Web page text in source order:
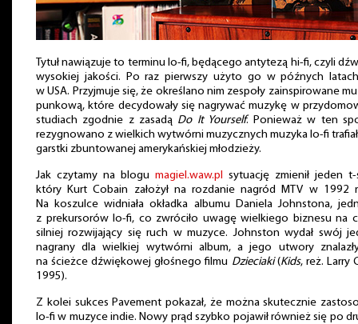
Tytuł nawiązuje to terminu lo-fi, będącego antytezą hi-fi, czyli
wysokiej jakości. Po raz pierwszy użyto go w późnych
w USA. Przyjmuje się, że określano nim zespoły zainspirowane
punkową, które decydowały się nagrywać muzykę w
studiach zgodnie z zasadą Do It Yourself. Ponieważ w ten
rezygnowano z wielkich wytwórni muzycznych muzyka lo-fi
garstki zbuntowanej amerykańskiej młodzieży.
Jak czytamy na blogu magiel.waw.pl
sytuację zmienił jeden t-
który Kurt Cobain założył na rozdanie nagród MTV w 1992
Na koszulce widniała okładka albumu Daniela Johnstona,
z prekursorów lo-fi, co zwróciło uwagę wielkiego biznesu na
silniej rozwijający się ruch w muzyce. Johnston wydał swój
nagrany dla wielkiej wytwórni album, a jego utwory
na ścieżce dźwiękowej głośnego filmu Dzieciaki(Kids, reż. Larry
1995).
Z kolei sukces Pavement pokazał, że można skutecznie
lo-fi w muzyce indie. Nowy prąd szybko pojawił również się po